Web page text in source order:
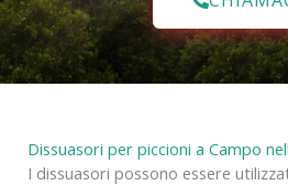
Dissuasori per piccioni a Campo
I dissuasori possono essere